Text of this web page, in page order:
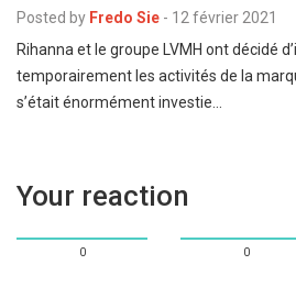
Posted by Fredo Sie - 12 février 2021
Rihanna et le groupe LVMH ont décidé
temporairement les activités de la
s’était énormément investie…
Your reaction
0 0